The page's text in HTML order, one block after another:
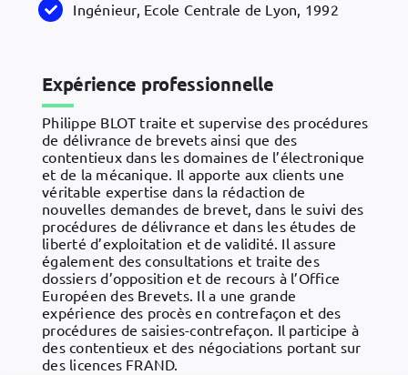
Ingénieur, Ecole Centrale de Lyon, 1992
Expérience professionnelle
Philippe BLOT traite et supervise des procédures
de délivrance de brevets ainsi que des
contentieux dans les domaines de l’électronique
et de la mécanique. Il apporte aux clients une
véritable expertise dans la rédaction de
nouvelles demandes de brevet, dans le suivi des
procédures de délivrance et dans les études de
liberté d’exploitation et de validité. Il assure
également des consultations et traite des
dossiers d’opposition et de recours à l’Office
Européen des Brevets. Il a une grande
expérience des procès en contrefaçon et des
procédures de saisies-contrefaçon. Il participe à
des contentieux et des négociations portant sur
des licences FRAND.